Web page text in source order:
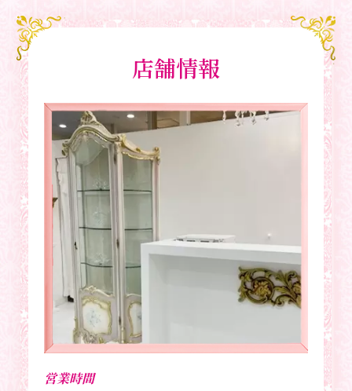
店舗情報
営業時間